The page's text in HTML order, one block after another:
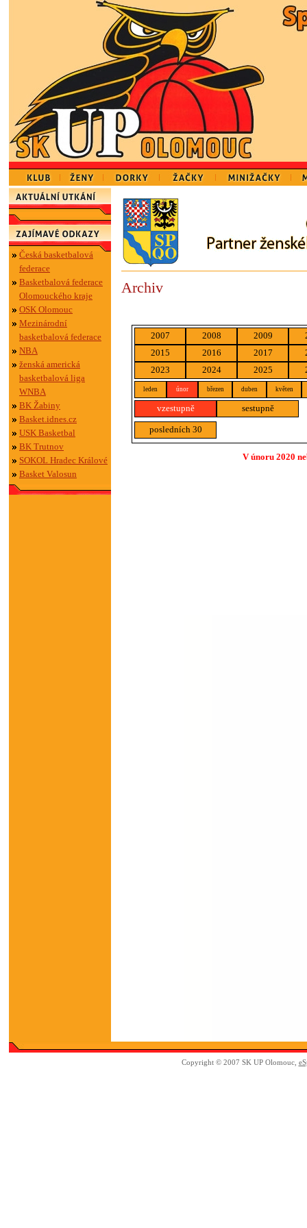
Česká basketbalová
federace
Basketbalová federace
Olomouckého kraje
OSK Olomouc
Mezinárodní
basketbalová federace
NBA
ženská americká
basketbalová liga
WNBA
BK Žabiny
Basket.idnes.cz
USK Basketbal
BK Trutnov
SOKOL Hradec Králové
Basket Valosun
Archiv
2007 2008 2009
2015
2016 2017
2023
2024 2025
leden únor březen duben květen
vzestupně sestupně
posledních 30
V únoru 2020
Copyright © 2007 SK UP Olomouc,